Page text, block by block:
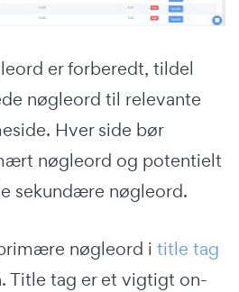
er forberedt, tildel
nøgleord til relevante
Hver side bør
nøgleord og potentielt
sekundære nøgleord.
nøgleord i title tag
Title tag er et vigtigt on-